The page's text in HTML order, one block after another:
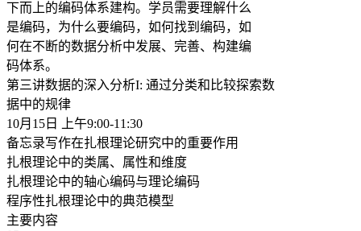
下而上的编码体系建构。学员需要理解什么
是编码，为什么要编码，如何找到编码，如
何在不断的数据分析中发展、完善、构建编
码体系。
第三讲数据的深入分析I: 通过分类和比较探索数
据中的规律
10月15日 上午9:00-11:30
备忘录写作在扎根理论研究中的重要作用
扎根理论中的类属、属性和维度
扎根理论中的轴心编码与理论编码
程序性扎根理论中的典范模型
主要内容